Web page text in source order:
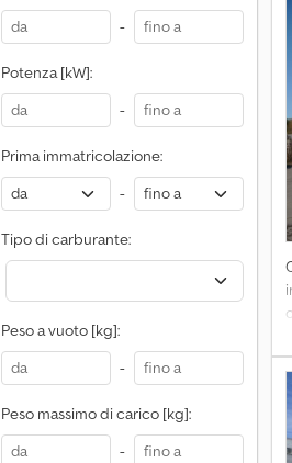
-
Potenza [kW]:
-
Prima immatricolazione:
-
Tipo di carburante:
Peso a vuoto [kg]:
-
Peso massimo di carico [kg]:
-
3